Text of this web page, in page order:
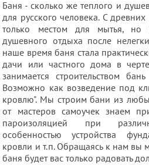
Баня - сколько же теплого и
для русского человека. С
только местом для мытья, но
душевного отдыха после
наше время баня стала
дачи или частного дома в
занимается строительством
Возможно как возведение под
кровлю". Мы строим бани из
от мастеров самоучек знаем
пароизоляцией при
особенностью устройства
кровли и т.п. Обращаясь к нам вы
баня будет вас только радовать